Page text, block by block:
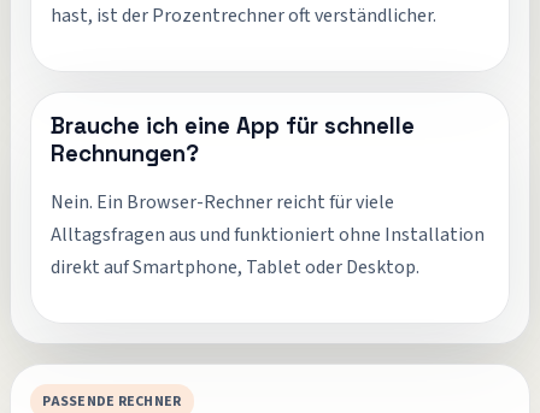
hast, ist der Prozentrechner oft verständlicher.
Brauche ich eine App für schnelle
Rechnungen?
Nein. Ein Browser-Rechner reicht für viele
Alltagsfragen aus und funktioniert ohne Installation
direkt auf Smartphone, Tablet oder Desktop.
PASSENDE RECHNER